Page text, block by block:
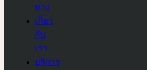
ทาง
เกี่ยว
กับ
เรา
บริการ